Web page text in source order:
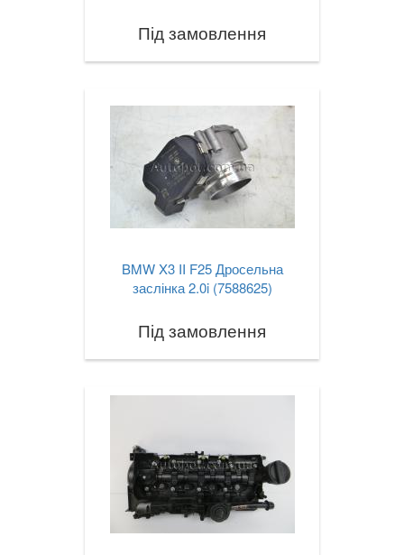
Під замовлення
BMW X3 II F25 Дросельна
заслінка 2.0i (7588625)
Під замовлення